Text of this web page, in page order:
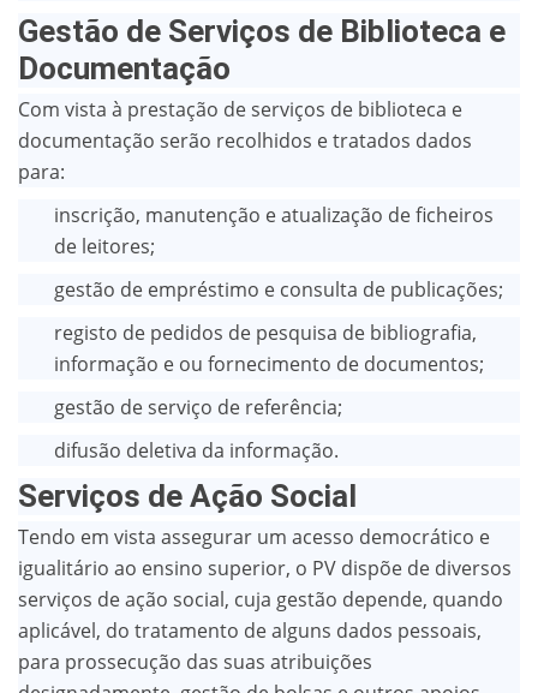
Gestão de Serviços de Biblioteca e
Documentação
Com vista à prestação de serviços de biblioteca e
documentação serão recolhidos e tratados dados
para:
inscrição, manutenção e atualização de ficheiros
de leitores;
gestão de empréstimo e consulta de publicações;
registo de pedidos de pesquisa de bibliografia,
informação e ou fornecimento de documentos;
gestão de serviço de referência;
difusão deletiva da informação.
Serviços de Ação Social
Tendo em vista assegurar um acesso democrático e
igualitário ao ensino superior, o PV dispõe de diversos
serviços de ação social, cuja gestão depende, quando
aplicável, do tratamento de alguns dados pessoais,
para prossecução das suas atribuições